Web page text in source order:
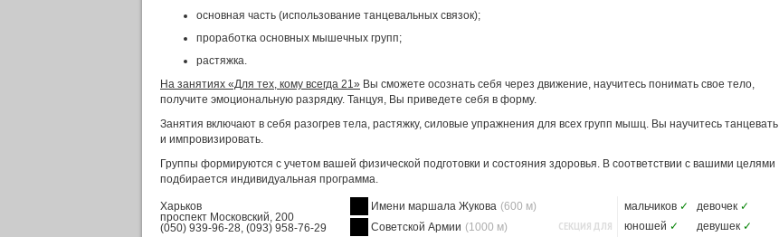
основная часть (использование танцевальных связок);
проработка основных мышечных групп;
растяжка.
На занятиях «Для тех, кому всегда 21» Вы сможете осознать себя через движение, научитесь понимать свое тело,
получите эмоциональную разрядку. Танцуя, Вы приведете себя в форму.
Занятия включают в себя разогрев тела, растяжку, силовые упражнения для всех групп мышц. Вы научитесь танцевать
и импровизировать.
Группы формируются с учетом вашей физической подготовки и состояния здоровья. В соответствии с вашими целями
подбирается индивидуальная программа.
Харьков
проспект Московский, 200
(050) 939-96-28, (093) 958-76-29
Имени маршала Жукова (600 м)
Советской Армии (1000 м)
СЕКЦИЯ ДЛЯ
мальчиков ✓ девочек ✓
юношей ✓ девушек ✓